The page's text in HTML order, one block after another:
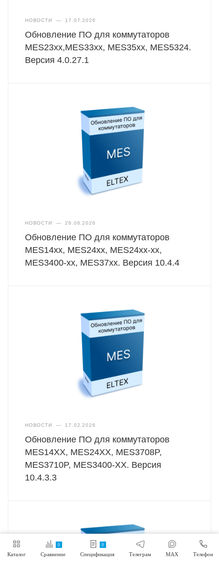
НОВОСТИ — 17.07.2026
Обновление ПО для коммутаторов
MES23xx,MES33xx, MES35xx, MES5324.
Версия 4.0.27.1
НОВОСТИ — 26.06.2026
Обновление ПО для коммутаторов
MES14xx, MES24xx, MES24xx-xx,
MES3400-xx, MES37хх. Версия 10.4.4
НОВОСТИ — 17.02.2026
Обновление ПО для коммутаторов
MES14XX, MES24XX, MES3708P,
MES3710P, MES3400-XX. Версия
10.4.3.3
Каталог
0
Сравнение
0
Спецификация Телеграм MAX Телефон